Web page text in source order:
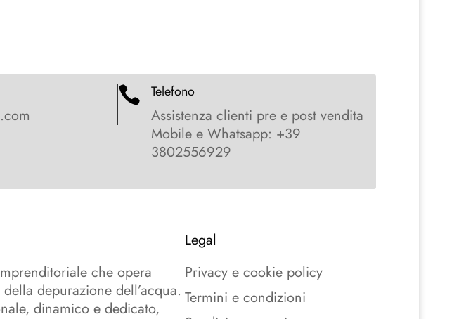
 Telefono
Assistenza clienti pre e post vendita
Mobile e Whatsapp: +39
3802556929
che opera
depurazione dell’acqua.
dinamico e dedicato,
Legal
Privacy e cookie policy
Termini e condizioni